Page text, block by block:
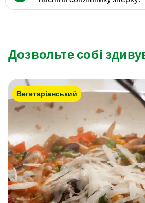
Дозвольте собі
Вегетаріанський